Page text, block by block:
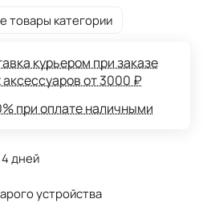
товары категории
курьером при заказе
от 3000 ₽
при оплате наличными
дней
устройства